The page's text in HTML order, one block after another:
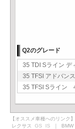
Q2のグレード
35 TDI Sライン
35 TFSI アドバ
35 TFSI Sライン
【オススメ車種へのリンク】
レクサス GS IS ｜ BMW